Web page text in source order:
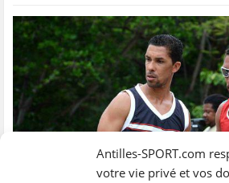
Antilles-SPORT.com
votre vie privé et vos